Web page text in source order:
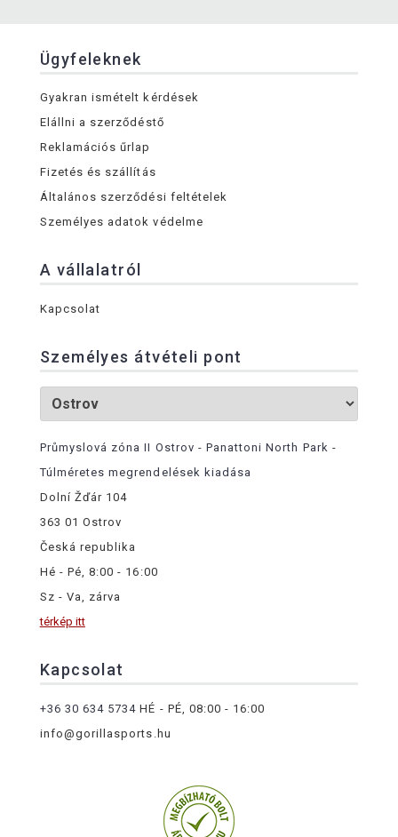
Ügyfeleknek
Gyakran ismételt kérdések
Elállni a szerződéstő
Reklamációs űrlap
Fizetés és szállítás
Általános szerződési feltételek
Személyes adatok védelme
A vállalatról
Kapcsolat
Személyes átvételi pont
Průmyslová zóna II Ostrov - Panattoni North Park -
Túlméretes megrendelések kiadása
Dolní Žďár 104
363 01 Ostrov
Česká republika
Hé - Pé, 8:00 - 16:00
Sz - Va, zárva
térkép itt
Kapcsolat
+36 30 634 5734 HÉ - PÉ, 08:00 - 16:00
info@gorillasports.hu